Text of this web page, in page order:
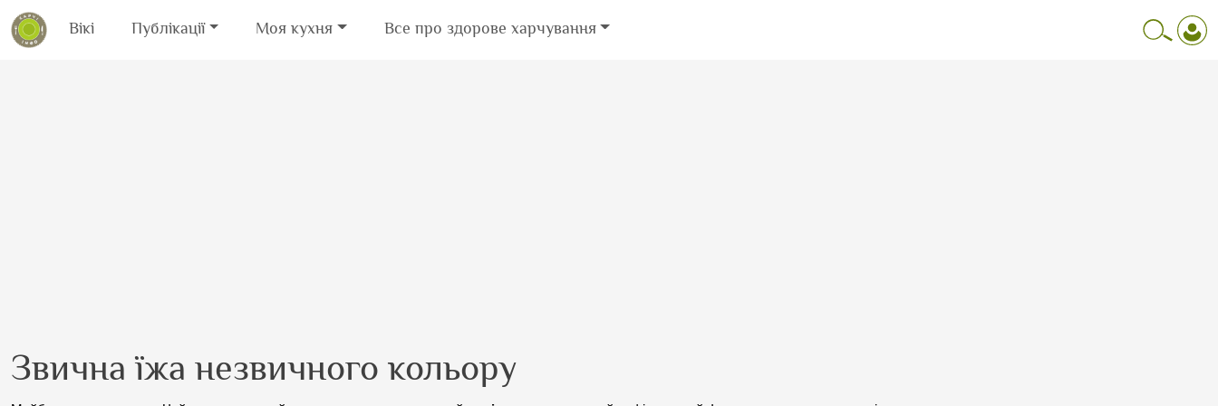
Вікі Публікації Моя кухня Все про здорове харчування
Звична їжа незвичного кольору